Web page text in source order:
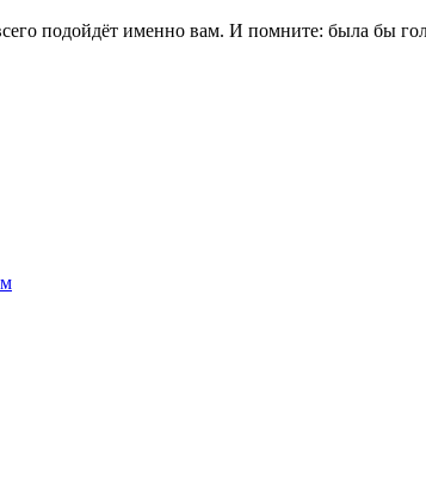
подойдёт именно вам. И помните: была бы